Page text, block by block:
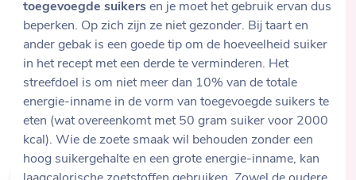
toegevoegde suikers en je moet het gebruik ervan dus
beperken. Op zich zijn ze niet gezonder. Bij taart en
ander gebak is een goede tip om de hoeveelheid suiker
in het recept met een derde te verminderen. Het
streefdoel is om niet meer dan 10% van de totale
energie-inname in de vorm van toegevoegde suikers te
eten (wat overeenkomt met 50 gram suiker voor 2000
kcal). Wie de zoete smaak wil behouden zonder een
hoog suikergehalte en een grote energie-inname, kan